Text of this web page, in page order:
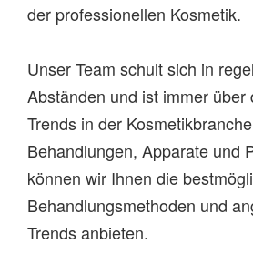
der professionellen Kosmetik.
Unser Team schult sich in
Abständen und ist immer über
Trends in der
Behandlungen, Apparate und
können wir Ihnen die
Behandlungsmethoden und
Trends anbieten.